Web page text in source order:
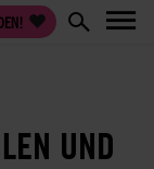
UND